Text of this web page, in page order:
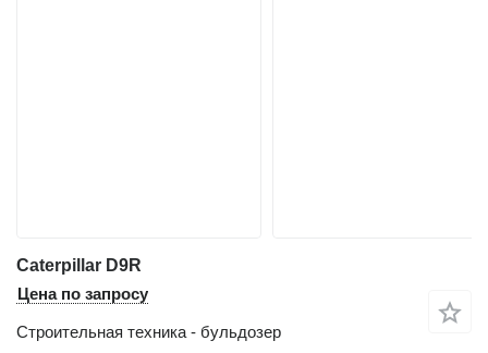
Caterpillar D9R
Цена по запросу
Строительная техника - бульдозер